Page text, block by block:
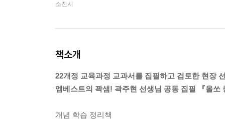
소진시
책소개
22개정 교육과정 교과서를 집필하고 검토한 현장
엠베스트의 꽉샘! 곽주현 선생님 공동 집필 『올쏘
개념 학습 정리책